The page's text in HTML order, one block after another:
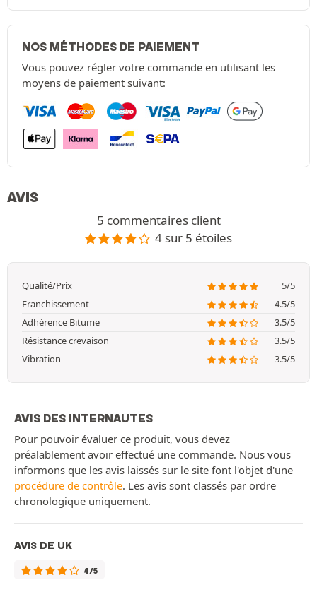
NOS MÉTHODES DE PAIEMENT
Vous pouvez régler votre commande en utilisant les
moyens de paiement suivant:
AVIS
5 commentaires client
4 sur 5 étoiles
Qualité/Prix
5/5
Franchissement
4.5/5
Adhérence Bitume
3.5/5
Résistance crevaison
3.5/5
Vibration
3.5/5
AVIS DES INTERNAUTES
Pour pouvoir évaluer ce produit, vous devez
préalablement avoir effectué une commande. Nous vous
informons que les avis laissés sur le site font l'objet d'une
procédure de contrôle. Les avis sont classés par ordre
chronologique uniquement.
AVIS DE UK
4/5